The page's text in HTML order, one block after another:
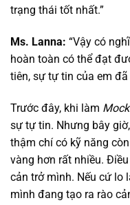
trạng thái tốt nhất.”
Ms. Lanna: “Vậy có
hoàn toàn có thể đạt
tiên, sự tự tin của em
Trước đây, khi làm
sự tự tin. Nhưng bây
thậm chí có kỹ năng
vàng hơn rất nhiều.
cản trở mình. Nếu cứ lo
mình đang tạo ra rào